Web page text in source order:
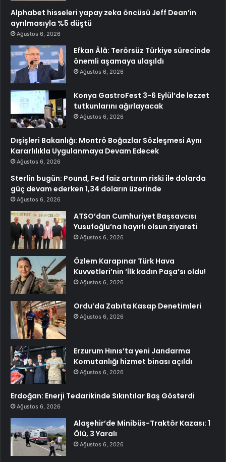
Alphabet hisseleri yapay zeka öncüsü Jeff Dean’in
ayrılmasıyla %5 düştü
Ağustos 6, 2026
Efkan Âlâ: Terörsüz Türkiye sürecinde
önemli aşamaya ulaşıldı
Ağustos 6, 2026
Konya GastroFest 3-6 Eylül’de lezzet
tutkunlarını ağırlayacak
Ağustos 6, 2026
Dışişleri Bakanlığı: Montrö Boğazlar Sözleşmesi Aynı
Kararlılıkla Uygulanmaya Devam Edecek
Ağustos 6, 2026
Sterlin bugün: Pound, Fed faiz artırım riski ile dolarda
güç devam ederken 1,34 doların üzerinde
Ağustos 6, 2026
ATSO’dan Cumhuriyet Başsavcısı
Yusufoğlu’na hayırlı olsun ziyareti
Ağustos 6, 2026
Özlem Karapınar Türk Hava
Kuvvetleri’nin ‘İlk kadın Paşa’sı oldu!
Ağustos 6, 2026
Ordu’da Zabıta Kasap Denetimleri
Ağustos 6, 2026
Erzurum Hınıs’ta yeni Jandarma
Komutanlığı hizmet binası açıldı
Ağustos 6, 2026
Erdoğan: Enerji Tedarikinde Sıkıntılar Baş Gösterdi
Ağustos 6, 2026
Alaşehir’de Minibüs-Traktör Kazası: 1
Ölü, 3 Yaralı
Ağustos 6, 2026